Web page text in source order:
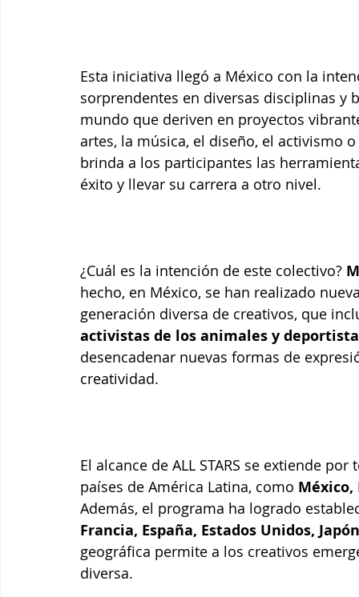
Esta iniciativa llegó a México con la
sorprendentes en diversas disciplinas
mundo que deriven en proyectos
artes, la música, el diseño, el activismo
brinda a los participantes las
éxito y llevar su carrera a otro nivel.
¿Cuál es la intención de este colectivo?
hecho, en México, se han realizado
generación diversa de creativos, que
activistas de los animales y
desencadenar nuevas formas de
creatividad.
El alcance de ALL STARS se extiende
países de América Latina, como México,
Además, el programa ha logrado
Francia, España, Estados Unidos,
geográfica permite a los creativos
diversa.